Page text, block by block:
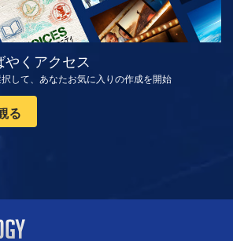
くアクセス
して、あなたお気に入りの作成を開始
る